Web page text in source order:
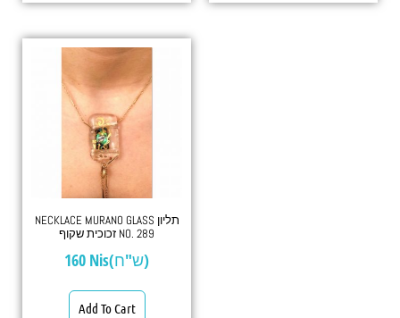
NECKLACE MURANO GLASS תליון
זכוכית שקוף NO. 289
160 Nis(ש"ח)
Add To Cart